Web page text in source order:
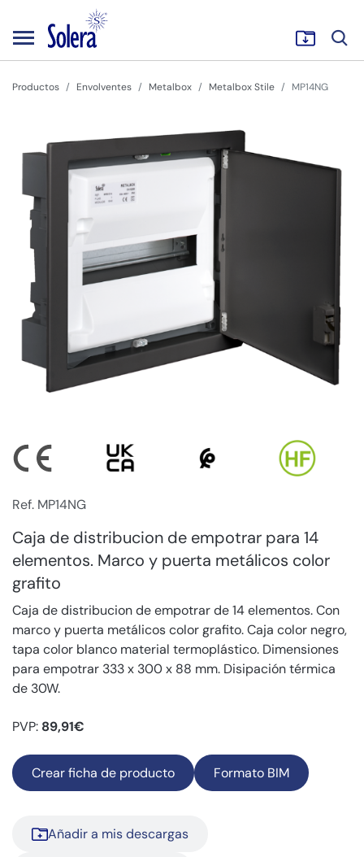
Productos Envolventes Metalbox Metalbox Stile MP14NG
Ref. MP14NG
Caja de distribucion de empotrar para 14
elementos. Marco y puerta metálicos color
grafito
Caja de distribucion de empotrar de 14 elementos. Con
marco y puerta metálicos color grafito. Caja color negro,
tapa color blanco material termoplástico. Dimensiones
para empotrar 333 x 300 x 88 mm. Disipación térmica
de 30W.
PVP: 89,91€
Crear ficha de producto Formato BIM
Añadir a mis descargas